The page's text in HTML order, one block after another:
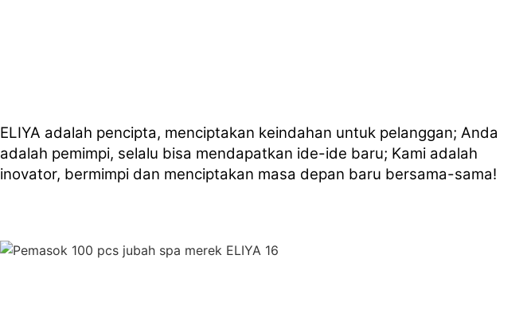
ELIYA adalah pencipta, menciptakan keindahan untuk pelanggan; Anda
adalah pemimpi, selalu bisa mendapatkan ide-ide baru; Kami adalah
inovator, bermimpi dan menciptakan masa depan baru bersama-sama!